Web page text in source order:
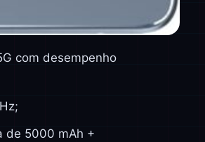
com desempenho
de 5000 mAh +